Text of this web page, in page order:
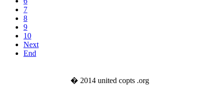
7
8
9
10
Next
End
� 2014 united copts .org